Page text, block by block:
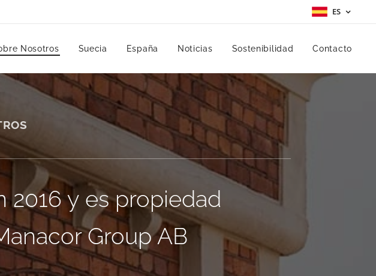
ES
Nosotros Suecia España Noticias Sostenibilidad Contacto
2016 y es propiedad
Group AB